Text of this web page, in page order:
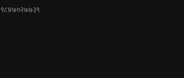
९८४७०२७७३९